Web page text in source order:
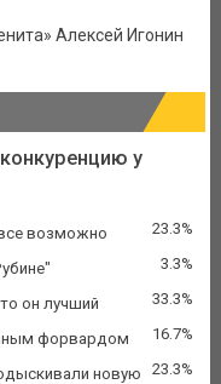
Алексей Игонин
у
возможно 23.3%
3.3%
он лучший 33.3%
форвардом 16.7%
новую
23.3%